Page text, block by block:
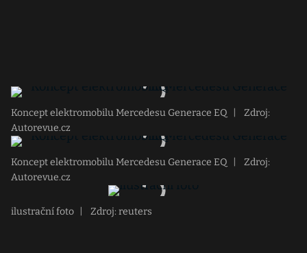
Koncept elektromobilu Mercedesu Generace EQ
Zdroj:
Autorevue.cz
Koncept elektromobilu Mercedesu Generace EQ
Zdroj:
Autorevue.cz
ilustrační foto Zdroj: reuters